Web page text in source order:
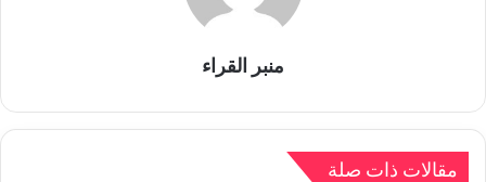
منبر القراء
مقالات ذات صلة